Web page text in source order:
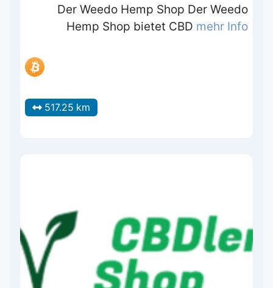
Der Weedo Hemp Shop Der Weedo
Hemp Shop bietet CBD mehr Info
517.25 km